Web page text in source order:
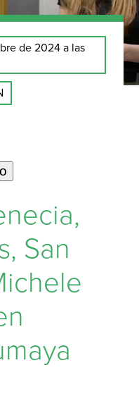
de 2024 a las
San